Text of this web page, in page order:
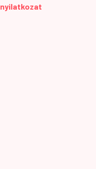
nyilatkozat